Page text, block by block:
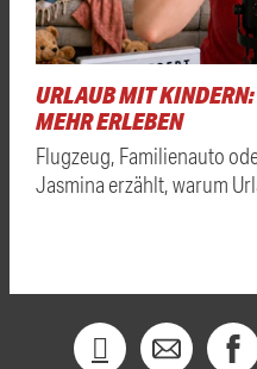
URLAUB MIT
MEHR ERLEBEN
Flugzeug, Familienauto
Jasmina erzählt, warum